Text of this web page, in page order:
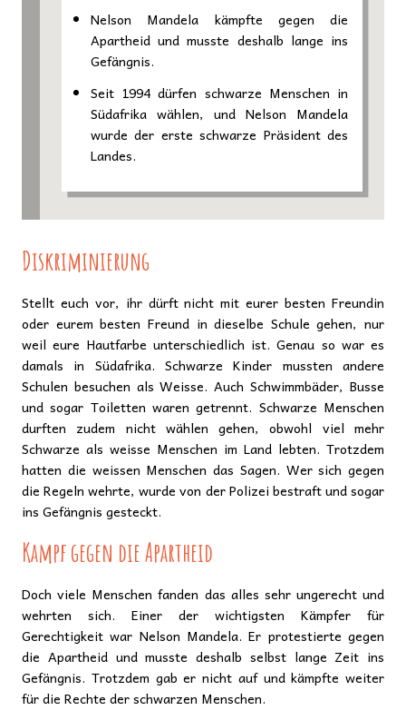
Nelson Mandela kämpfte gegen die
Apartheid und musste deshalb lange ins
Gefängnis.
Seit 1994 dürfen schwarze Menschen in
Südafrika wählen, und Nelson Mandela
wurde der erste schwarze Präsident des
Landes.
Diskriminierung
Stellt euch vor, ihr dürft nicht mit eurer besten Freundin
oder eurem besten Freund in dieselbe Schule gehen, nur
weil eure Hautfarbe unterschiedlich ist. Genau so war es
damals in Südafrika. Schwarze Kinder mussten andere
Schulen besuchen als Weisse. Auch Schwimmbäder, Busse
und sogar Toiletten waren getrennt. Schwarze Menschen
durften zudem nicht wählen gehen, obwohl viel mehr
Schwarze als weisse Menschen im Land lebten. Trotzdem
hatten die weissen Menschen das Sagen. Wer sich gegen
die Regeln wehrte, wurde von der Polizei bestraft und sogar
ins Gefängnis gesteckt.
Kampf gegen die Apartheid
Doch viele Menschen fanden das alles sehr ungerecht und
wehrten sich. Einer der wichtigsten Kämpfer für
Gerechtigkeit war Nelson Mandela. Er protestierte gegen
die Apartheid und musste deshalb selbst lange Zeit ins
Gefängnis. Trotzdem gab er nicht auf und kämpfte weiter
für die Rechte der schwarzen Menschen.